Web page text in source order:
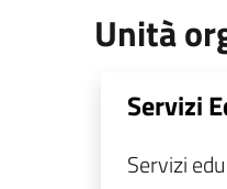
Unità
Servizi
Servizi